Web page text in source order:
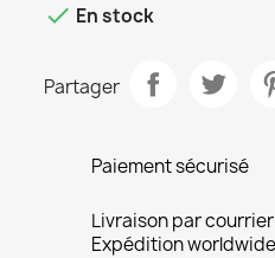
 En stock
Partager
Paiement sécurisé
Livraison par
Expédition